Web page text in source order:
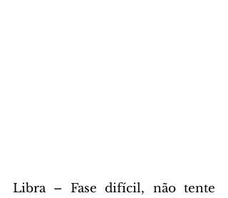
Libra – Fase difícil, não tente